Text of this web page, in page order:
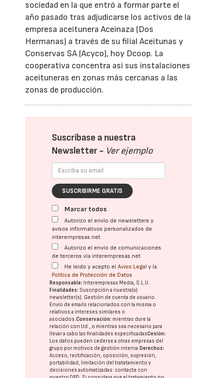
sociedad en la que entró a formar parte el
año pasado tras adjudicarse los activos de la
empresa aceitunera Aceinaza (Dos
Hermanas) a través de su filial Aceitunas y
Conservas SA (Acyco), hoy Dcoop. La
cooperativa concentra así sus instalaciones
aceituneras en zonas más cercanas a las
zonas de producción.
Suscríbase a nuestra
Newsletter - Ver ejemplo
SUSCRIBIRME GRATIS
Marcar todos
Autorizo el envío de newsletters y
avisos informativos personalizados de
interempresas.net
Autorizo el envío de comunicaciones
de terceros vía interempresas.net
He leído y acepto elAviso Legal y la
Política de Protección de Datos
Responsable: Interempresas Media, S.L.U.
Finalidades: Suscripción a nuestra(s)
newsletter(s). Gestión de cuenta de usuario.
Envío de emails relacionados con la misma o
relativos a intereses similares o
asociados.Conservación: mientras dure la
relación con Ud., o mientras sea necesario para
llevar a cabo las finalidades especificadasCesión:
Los datos pueden cederse a otras empresas del
grupo por motivos de gestión interna.Derechos:
Acceso, rectificación, oposición, supresión,
portabilidad, limitación del tratatamiento y
decisiones automatizadas: contacte con